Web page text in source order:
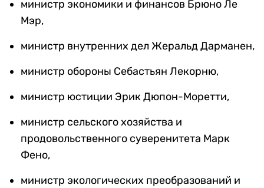
министр экономики и финансов Брюно Ле
Мэр,
министр внутренних дел Жеральд Дарманен,
министр обороны Себастьян Лекорню,
министр юстиции Эрик Дюпон-Моретти,
министр сельского хозяйства и
продовольственного суверенитета Марк
Фено,
министр экологических преобразований и